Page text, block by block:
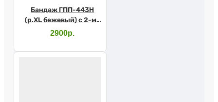
Бандаж ГПП-443Н
(р.XL бежевый) с 2-мя
пелотами
2900р.